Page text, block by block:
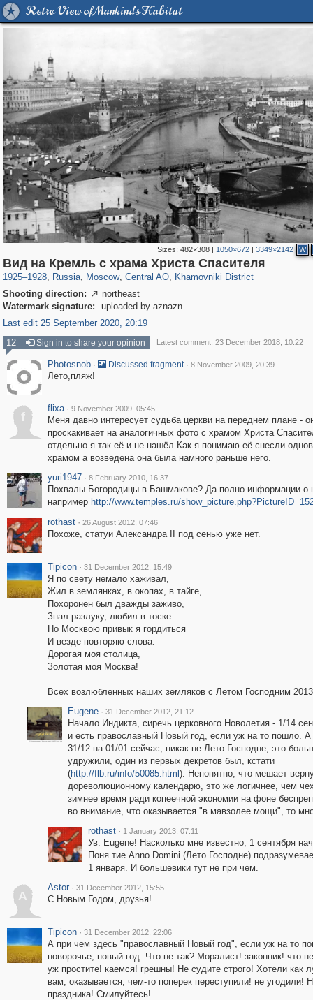
Retro View of Mankind's Habitat
Sizes: 482×308| 1050×672| 3349×2142 W
Вид на Кремль с храма Христа Спасителя
1925–1928, Russia
1,406,257 29,243
, Moscow
319,779 8,286
, Central AO
159,978 5,916
, Khamovniki District
19,394 722
Shooting direction:  northeast
Watermark signature:
uploaded by aznazn
Last edit 25 September 2020, 20:19
12
Sign in to share your opinion Latest comment: 23 December 2018, 10:22
Photosnob · Discussed fragment · 8 November 2009, 20:39
Лето,пляж!
f
flixa · 9 November 2009, 05:45
Меня давно интересует судьба церкви на переднем плане -
проскакивает на аналогичных фото с храмом Христа
отдельно я так её и не нашёл.Как я понимаю её снесли
храмом а возведена она была намного раньше него.
yuri1947 · 8 February 2010, 16:37
Похвалы Богородицы в Башмакове? Да полно информации о
например http://www.temples.ru/
rothast · 26 August 2012, 07:46
Похоже, статуи Александра II под сенью уже нет.
Tipicon · 31 December 2012, 15:49
Я по свету немало хаживал,
Жил в землянках, в окопах, в тайге,
Похоронен был дважды заживо,
Знал разлуку, любил в тоске.
Но Москвою привык я гордиться
И везде повторяю слова:
Дорогая моя столица,
Золотая моя Москва!
Всех возлюбленных наших земляков с Летом Господним
Eugene · 31 December 2012, 21:12
Начало Индикта, сиречь церковного Новолетия - 1/14
и есть православный Новый год, если уж на то пошло. А
31/12 на 01/01 сейчас, никак не Лето Господне, это
удружили, один из первых декретов был, кстати
(http://flb.ru/info/50085.html ). Непонятно, что мешает
дореволюционному календарю, это же логичнее, чем
зимнее время ради копеечной экономии на фоне
во внимание, что оказывается "в мавзолее мощи", то
rothast · 1 January 2013, 07:11
Ув. Eugene! Насколько мне известно, 1 сентября
Поня тие Anno Domini (Лето Господне)
1 января. И большевики тут не при чем.
A
Astor · 31 December 2012, 15:55
С Новым Годом, друзья!
Tipicon · 31 December 2012, 22:06
А при чем здесь "православный Новый год", если уж на то
новорочье, новый год. Что не так? Моралист! законник! что
уж простите! каемся! грешны! Не судите строго! Хотели как
вам, оказывается, чем-то поперек переступили! не
праздника! Смилуйтесь!